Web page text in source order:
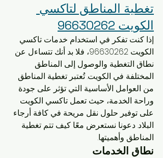
تغطية المناطق لتاكسي
الكويت 96630262
إذا كنت تفكر في استخدام خدمات تاكسي
الكويت 96630262، فلا بد أنك تتساءل عن
نطاق التغطية والوصول إلى المناطق
المختلفة في الكويت. تُعتبر تغطية المناطق
من العوامل الأساسية التي تؤثر على جودة
وراحة الخدمة، حيث تعمل تاكسي الكويت
على توفير حلول نقل مريحة في كافة أرجاء
البلاد. دعونا نستعرض معًا كيف تتم تغطية
المناطق وأهميتها.
نطاق الخدمات